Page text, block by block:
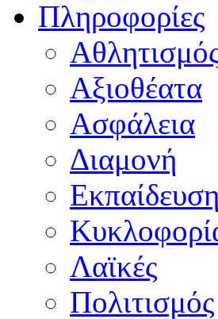
Πληροφορίες
Αξιοθέατα
Ασφάλεια
Διαμονή
Εκπαίδευση
Λαϊκές
Πολιτισμός